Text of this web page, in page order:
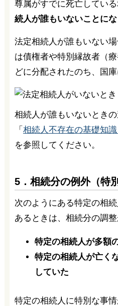
尊属がすでに死亡している
続人が誰もいないことにな
法定相続人が誰もいない
は債権者や特別縁故者（
どに分配されたのち、国庫
相続人が誰もいないとき
「 相続人不存在の基礎知
を参照してください。
5．相続分の例外（特
次のようにある特定の相
あるときは、相続分の調整
特定の相続人が多額
特定の相続人が亡く
していた
特定の相続人に特別な事